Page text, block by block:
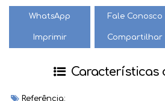
WhatsApp Fale Conosco
Imprimir Compartilhar
Características
Referência: